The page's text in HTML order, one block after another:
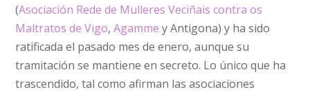
(Asociación Rede de Mulleres Veciñais contra os
Maltratos de Vigo,Agamme y Antigona) y ha sido
ratificada el pasado mes de enero, aunque su
tramitación se mantiene en secreto. Lo único que ha
trascendido, tal como afirman las asociaciones